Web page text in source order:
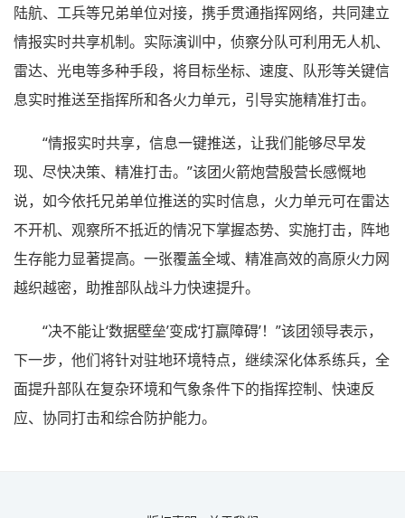
陆航、工兵等兄弟单位对接，携手贯通指挥网络，共同建立
情报实时共享机制。实际演训中，侦察分队可利用无人机、
雷达、光电等多种手段，将目标坐标、速度、队形等关键信
息实时推送至指挥所和各火力单元，引导实施精准打击。
“情报实时共享，信息一键推送，让我们能够尽早发
现、尽快决策、精准打击。”该团火箭炮营殷营长感慨地
说，如今依托兄弟单位推送的实时信息，火力单元可在雷达
不开机、观察所不抵近的情况下掌握态势、实施打击，阵地
生存能力显著提高。一张覆盖全域、精准高效的高原火力网
越织越密，助推部队战斗力快速提升。
“决不能让‘数据壁垒’变成‘打赢障碍’！”该团领导表示，
下一步，他们将针对驻地环境特点，继续深化体系练兵，全
面提升部队在复杂环境和气象条件下的指挥控制、快速反
应、协同打击和综合防护能力。